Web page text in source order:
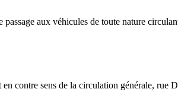
aux véhicules de toute nature
contre sens de la circulation générale,